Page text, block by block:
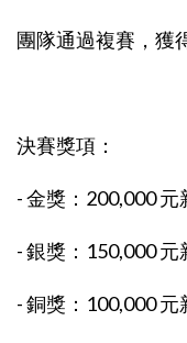
團隊通過複賽，獲
決賽獎項：
- 金獎：200,000 元
- 銀獎：150,000 元
- 銅獎：100,000 元